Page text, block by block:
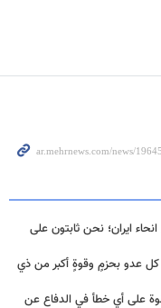
ايران؛ نحن ثابتون على
كل عدو بحزمٍ وقوةٍ أكبر من ذي
على أي خطأ في الدفاع عن